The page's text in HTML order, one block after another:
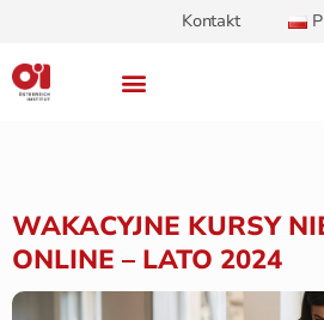
Kontakt
WAKACYJNE KURSY
ONLINE – LATO 2024